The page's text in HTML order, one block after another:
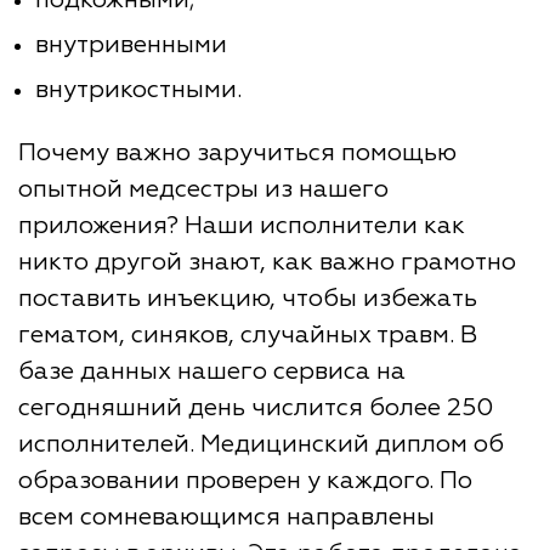
внутривенными
внутрикостными.
Почему важно заручиться помощью
опытной медсестры из нашего
приложения? Наши исполнители как
никто другой знают, как важно грамотно
поставить инъекцию, чтобы избежать
гематом, синяков, случайных травм. В
базе данных нашего сервиса на
сегодняшний день числится более 250
исполнителей. Медицинский диплом об
образовании проверен у каждого. По
всем сомневающимся направлены